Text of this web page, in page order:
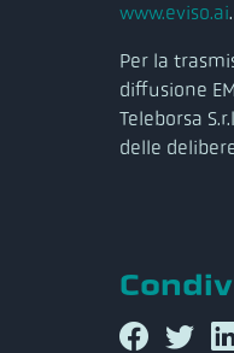
www.eviso.ai.
Per la
diffusione
Teleborsa
delle